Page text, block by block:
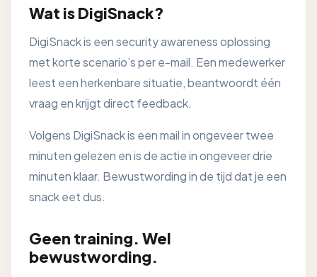
Wat is DigiSnack?
DigiSnack is een security awareness oplossing
met korte scenario’s per e-mail. Een medewerker
leest een herkenbare situatie, beantwoordt één
vraag en krijgt direct feedback.
Volgens DigiSnack is een mail in ongeveer twee
minuten gelezen en is de actie in ongeveer drie
minuten klaar. Bewustwording in de tijd dat je een
snack eet dus.
Geen training. Wel
bewustwording.